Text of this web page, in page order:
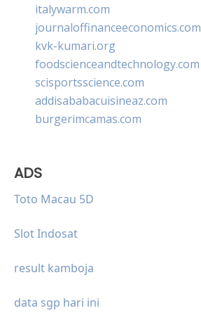
italywarm.com
journaloffinanceeconomics.com
kvk-kumari.org
foodscienceandtechnology.com
scisportsscience.com
addisababacuisineaz.com
burgerimcamas.com
ADS
Toto Macau 5D
Slot Indosat
result kamboja
data sgp hari ini